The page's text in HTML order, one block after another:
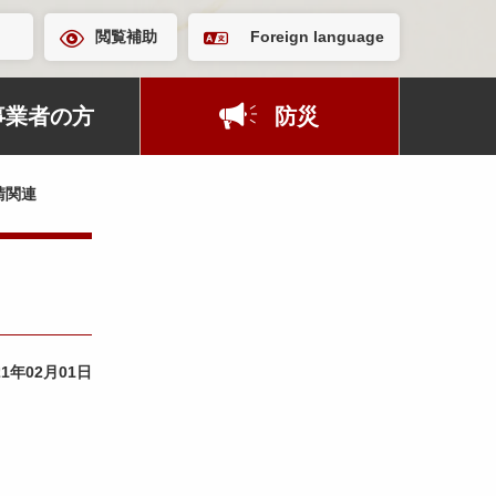
閲覧補助 Foreign language
業者の方 防災
関連
年02月01日